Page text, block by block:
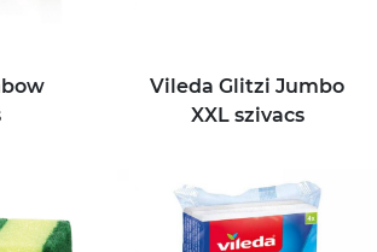
Vileda Glitzi Jumbo
XXL szivacs